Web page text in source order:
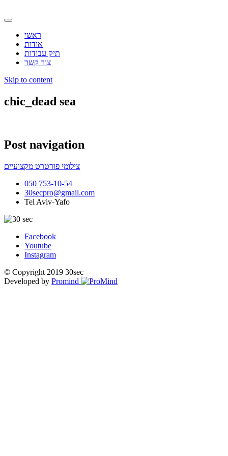
ראשי
אודות
תיק עבודות
צור קשר
Skip to content
chic_dead sea
Post navigation
צילומי פורטרט מקצועיים
050 753-10-54
30secpro@gmail.com
Tel Aviv-Yafo
Facebook
Youtube
Instagram
© Copyright 2019 30sec
Developed by Promind